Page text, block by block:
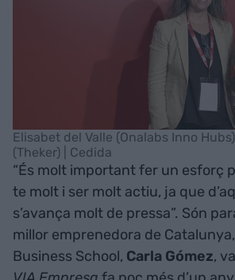
Elisabet del Valle (Onalabs Inno
(Theker) | Cedida
“És molt important fer un esforç
te molt i ser molt actiu, ja que
s’avança molt de pressa”. Són
millor emprenedora de
Business School, Carla Gómez,